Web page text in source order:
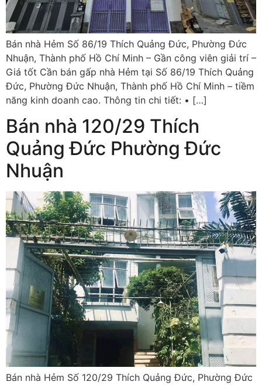
Bán nhà Hẻm Số 86/19 Thích Quảng Đức, Phường Đức
Nhuận, Thành phố Hồ Chí Minh – Gần công viên giải trí –
Giá tốt Cần bán gấp nhà Hẻm tại Số 86/19 Thích Quảng
Đức, Phường Đức Nhuận, Thành phố Hồ Chí Minh – tiềm
năng kinh doanh cao. Thông tin chi tiết: • […]
Bán nhà 120/29 Thích
Quảng Đức Phường Đức
Nhuận
Bán nhà Hẻm Số 120/29 Thích Quảng Đức, Phường Đức